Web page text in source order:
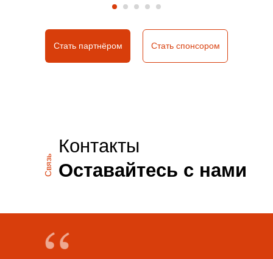
Стать партнёром Стать спонсором
Контакты
Оставайтесь с нами
Связь